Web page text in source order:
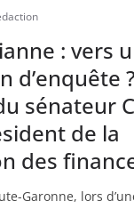
: vers
d’enquête
sénateur
de la
des
Garonne, lors